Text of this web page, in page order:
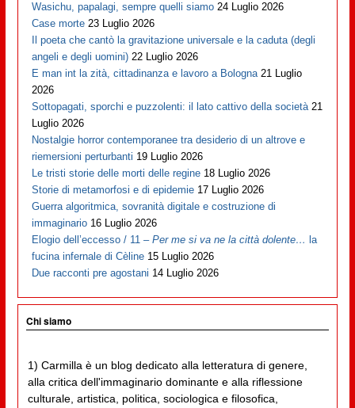
Wasichu, papalagi, sempre quelli siamo 24 Luglio 2026
Case morte 23 Luglio 2026
Il poeta che cantò la gravitazione universale e la caduta (degli
angeli e degli uomini) 22 Luglio 2026
E man int la zità, cittadinanza e lavoro a Bologna 21 Luglio
2026
Sottopagati, sporchi e puzzolenti: il lato cattivo della società 21
Luglio 2026
Nostalgie horror contemporanee tra desiderio di un altrove e
riemersioni perturbanti 19 Luglio 2026
Le tristi storie delle morti delle regine 18 Luglio 2026
Storie di metamorfosi e di epidemie 17 Luglio 2026
Guerra algoritmica, sovranità digitale e costruzione di
immaginario 16 Luglio 2026
Elogio dell’eccesso / 11 –Per me si va ne la città dolente… la
fucina infernale di Cèline 15 Luglio 2026
Due racconti pre agostani 14 Luglio 2026
Chi siamo
1) Carmilla è un blog dedicato alla letteratura di genere,
alla critica dell'immaginario dominante e alla riflessione
culturale, artistica, politica, sociologica e filosofica,